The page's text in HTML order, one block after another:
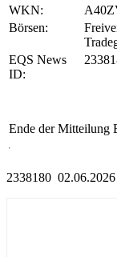
WKN:
Börsen:
EQS News
ID:
Ende der Mitteilung
2338180